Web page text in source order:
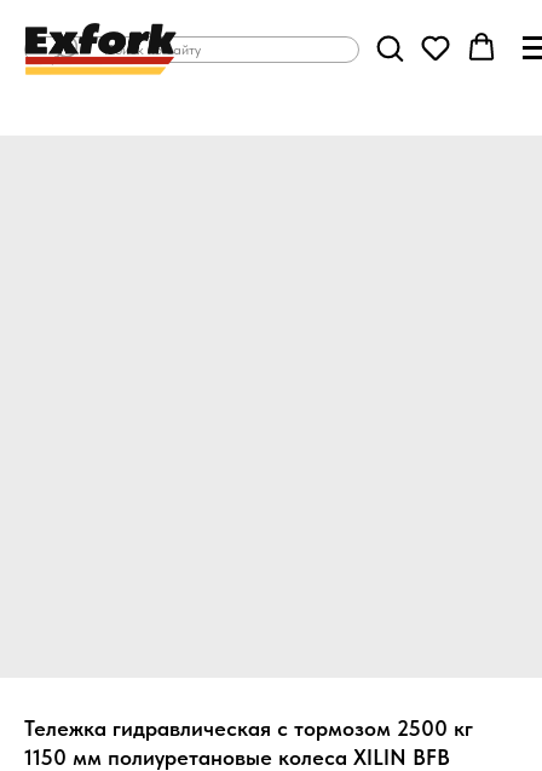
Тележка гидравлическая с тормозом 2500 кг
1150 мм полиуретановые колеса XILIN BFB